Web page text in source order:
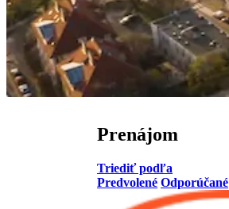
Prenájom
Triediť podľa
Predvolené Odporúčané